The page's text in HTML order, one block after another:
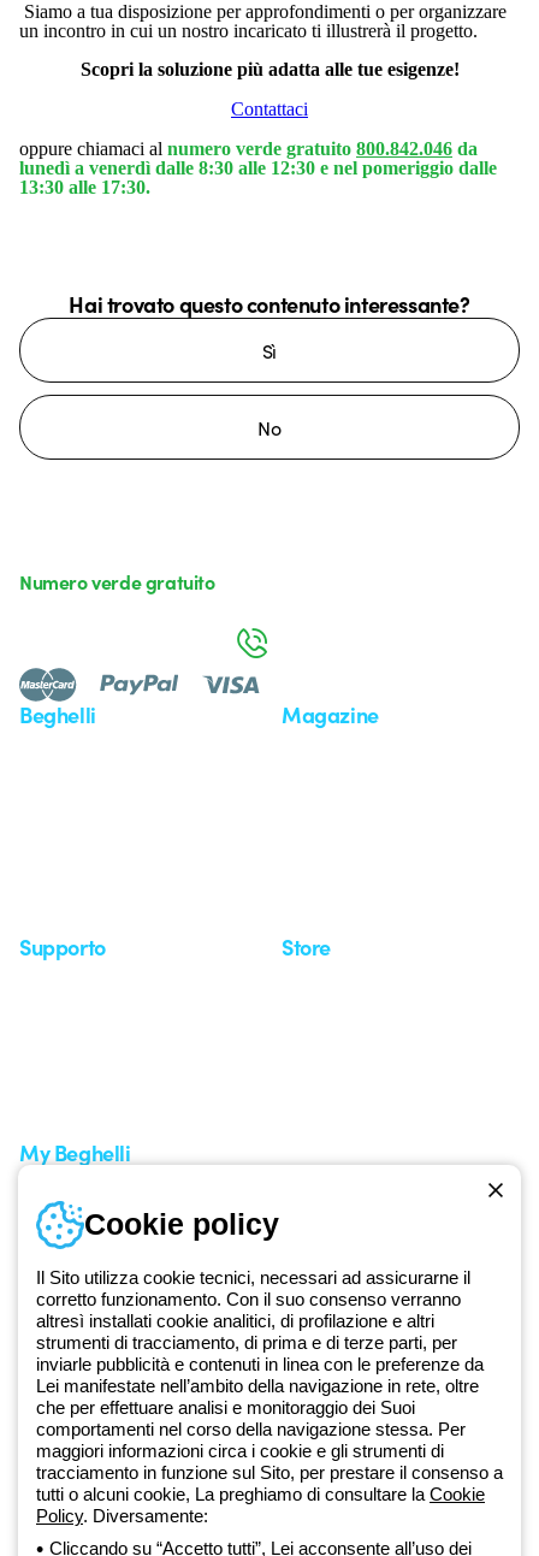
Siamo a tua disposizione per approfondimenti o per organizzare
un incontro in cui un nostro incaricato ti illustrerà il progetto.
Scopri la soluzione più adatta alle tue esigenze!
Contattaci
oppure chiamaci al numero verde gratuito 800.842.046 da
lunedì a venerdì dalle 8:30 alle 12:30 e nel pomeriggio dalle
13:30 alle 17:30.
Hai trovato questo contenuto interessante?
Sì
No
Dal 2025 Beghelli è parte del Gruppo GEWISS, all’interno
dell’ecosistema GEWISS LightZone, dove realizziamo soluzioni di
illuminazione integrate che trasformano la complessità in semplicità,
supportando professionisti e utenti finali nella realizzazione dei loro
bisogni.Scopri di più su GEWISS
Beghelli Magazine
Supporto Store
My Beghelli
Accedi o registrati
Formazione
Documentazione e software
Iscriviti alla newsletter
Numero verde gratuito
Cookie policy
Il Sito utilizza cookie tecnici, necessari ad assicurarne il
corretto funzionamento. Con il suo consenso verranno
altresì installati cookie analitici, di profilazione e altri
strumenti di tracciamento, di prima e di terze parti, per
inviarle pubblicità e contenuti in linea con le preferenze da
Lei manifestate nell’ambito della navigazione in rete, oltre
che per effettuare analisi e monitoraggio dei Suoi
comportamenti nel corso della navigazione stessa. Per
maggiori informazioni circa i cookie e gli strumenti di
tracciamento in funzione sul Sito, per prestare il consenso a
tutti o alcuni cookie, La preghiamo di consultare la Cookie
Policy. Diversamente:
Cliccando su “Accetto tutti”, Lei acconsente all’uso dei